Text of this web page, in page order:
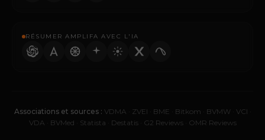
RÉSUMER AMPLIFA AVEC L'IA
Associations et sources : VDMA ZVEI BME Bitkom BVMW· VCI
VDA
BVMed Statista Destatis· G2 Reviews· OMR Reviews